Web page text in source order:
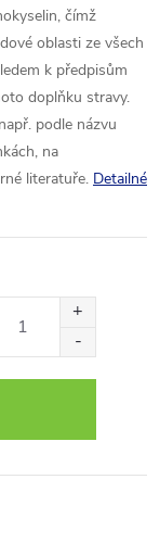
čímž
oblasti ze všech
k předpisům
doplňku stravy.
podle názvu
na
literatuře. Detailné